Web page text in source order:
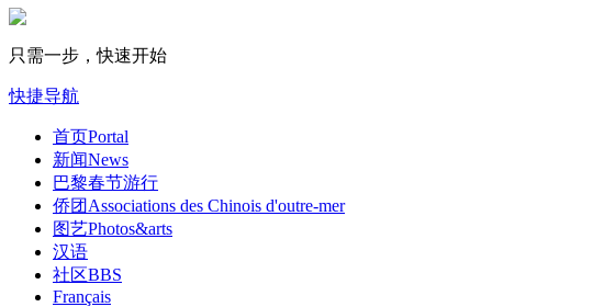
只需一步，快速开始
快捷导航
首页Portal
新闻News
巴黎春节游行
侨团 Associations des Chinois d'outre-mer
图艺Photos&arts
汉语
社区BBS
Français